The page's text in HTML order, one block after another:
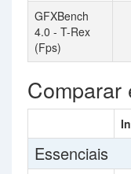
GFXBench
4.0 - T-Rex
(Fps)
Comparar
Essenciais